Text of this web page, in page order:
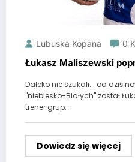
Lubuska Kopana 0
Łukasz Maliszewski
Daleko nie szukali... od dziś
"niebiesko-Białych" został
trener grup…
Dowiedz się więcej